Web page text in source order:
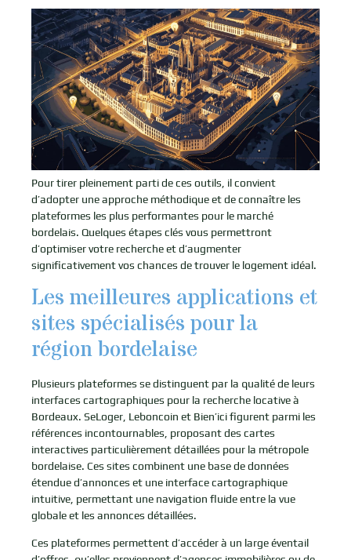
Pour tirer pleinement parti de ces outils, il convient
d’adopter une approche méthodique et de connaître les
plateformes les plus performantes pour le marché
bordelais. Quelques étapes clés vous permettront
d’optimiser votre recherche et d’augmenter
significativement vos chances de trouver le logement idéal.
Les meilleures applications et
sites spécialisés pour la
région bordelaise
Plusieurs plateformes se distinguent par la qualité de leurs
interfaces cartographiques pour la recherche locative à
Bordeaux. SeLoger, Leboncoin et Bien’ici figurent parmi les
références incontournables, proposant des cartes
interactives particulièrement détaillées pour la métropole
bordelaise. Ces sites combinent une base de données
étendue d’annonces et une interface cartographique
intuitive, permettant une navigation fluide entre la vue
globale et les annonces détaillées.
Ces plateformes permettent d’accéder à un large éventail